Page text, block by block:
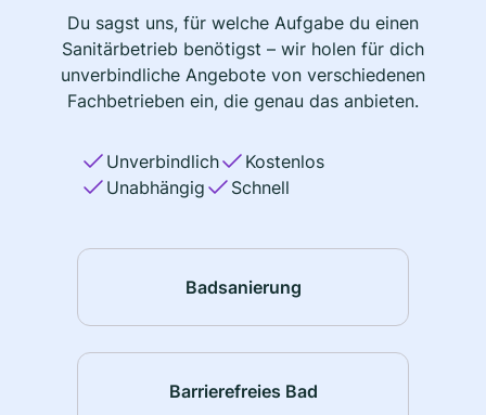
Du sagst uns, für welche Aufgabe du einen
Sanitärbetrieb benötigst – wir holen für dich
unverbindliche Angebote von verschiedenen
Fachbetrieben ein, die genau das anbieten.
Unverbindlich
Kostenlos
Unabhängig
Schnell
Badsanierung
Barrierefreies Bad